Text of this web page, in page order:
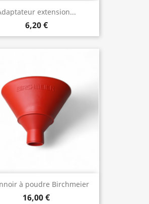
extension...
6,20 €
à poudre Birchmeier
16,00 €